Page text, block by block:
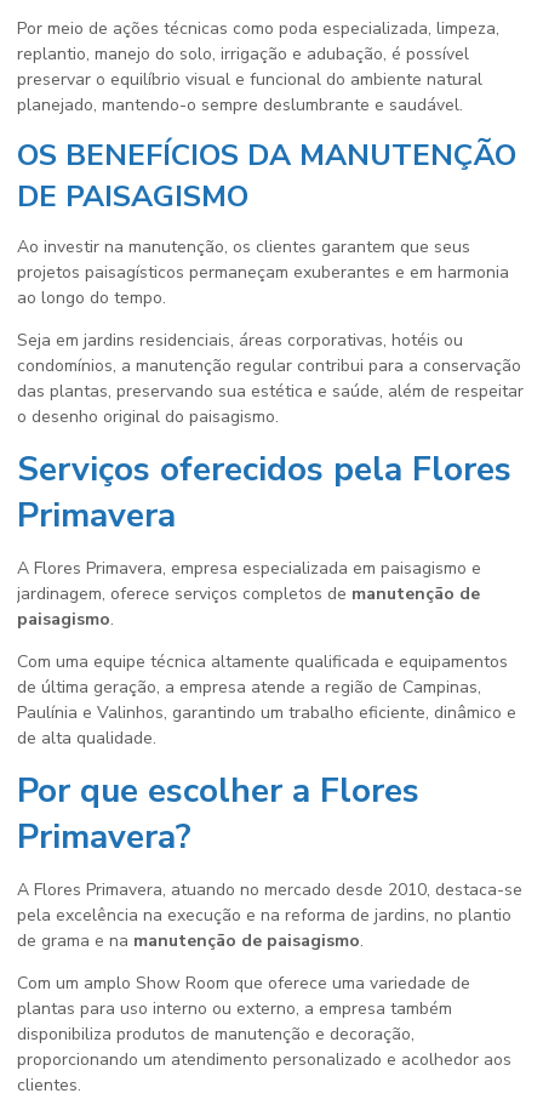
Por meio de ações técnicas como poda especializada, limpeza,
replantio, manejo do solo, irrigação e adubação, é possível
preservar o equilíbrio visual e funcional do ambiente natural
planejado, mantendo-o sempre deslumbrante e saudável.
OS BENEFÍCIOS DA MANUTENÇÃO
DE PAISAGISMO
Ao investir na manutenção, os clientes garantem que seus
projetos paisagísticos permaneçam exuberantes e em harmonia
ao longo do tempo.
Seja em jardins residenciais, áreas corporativas, hotéis ou
condomínios, a manutenção regular contribui para a conservação
das plantas, preservando sua estética e saúde, além de respeitar
o desenho original do paisagismo.
Serviços oferecidos pela Flores
Primavera
A Flores Primavera, empresa especializada em paisagismo e
jardinagem, oferece serviços completos de manutenção de
paisagismo.
Com uma equipe técnica altamente qualificada e equipamentos
de última geração, a empresa atende a região de Campinas,
Paulínia e Valinhos, garantindo um trabalho eficiente, dinâmico e
de alta qualidade.
Por que escolher a Flores
Primavera?
A Flores Primavera, atuando no mercado desde 2010, destaca-se
pela excelência na execução e na reforma de jardins, no plantio
de grama e na manutenção de paisagismo.
Com um amplo Show Room que oferece uma variedade de
plantas para uso interno ou externo, a empresa também
disponibiliza produtos de manutenção e decoração,
proporcionando um atendimento personalizado e acolhedor aos
clientes.